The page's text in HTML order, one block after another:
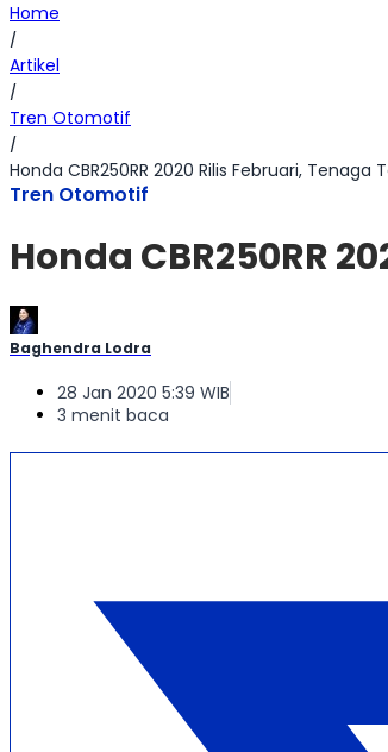
Home
/
Artikel
/
Tren Otomotif
/
Honda CBR250RR 2020 Rilis Februari, Tenaga
Tren Otomotif
Honda CBR250RR
Baghendra Lodra
28 Jan 2020 5:39 WIB
3 menit baca